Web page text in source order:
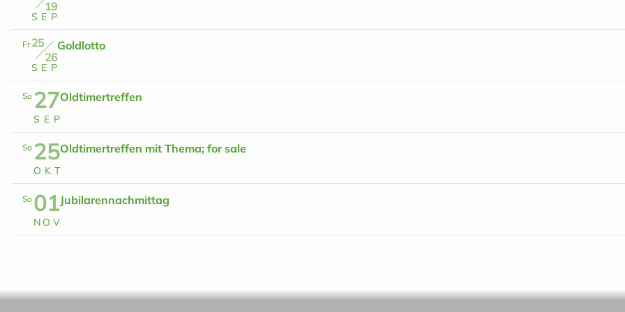
19
S E P
Fr 25
26
S E P
Goldlotto
So 27
S E P
Oldtimertreffen
So 25
O K T
Oldtimertreffen mit Thema; for sale
So 01
N O V
Jubilarennachmittag